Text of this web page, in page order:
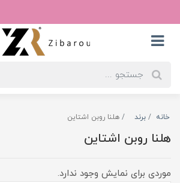
خانه برند هلنا روبن اشتاین
هلنا روبن اشتاین
موردی برای نمایش وجود ندارد.